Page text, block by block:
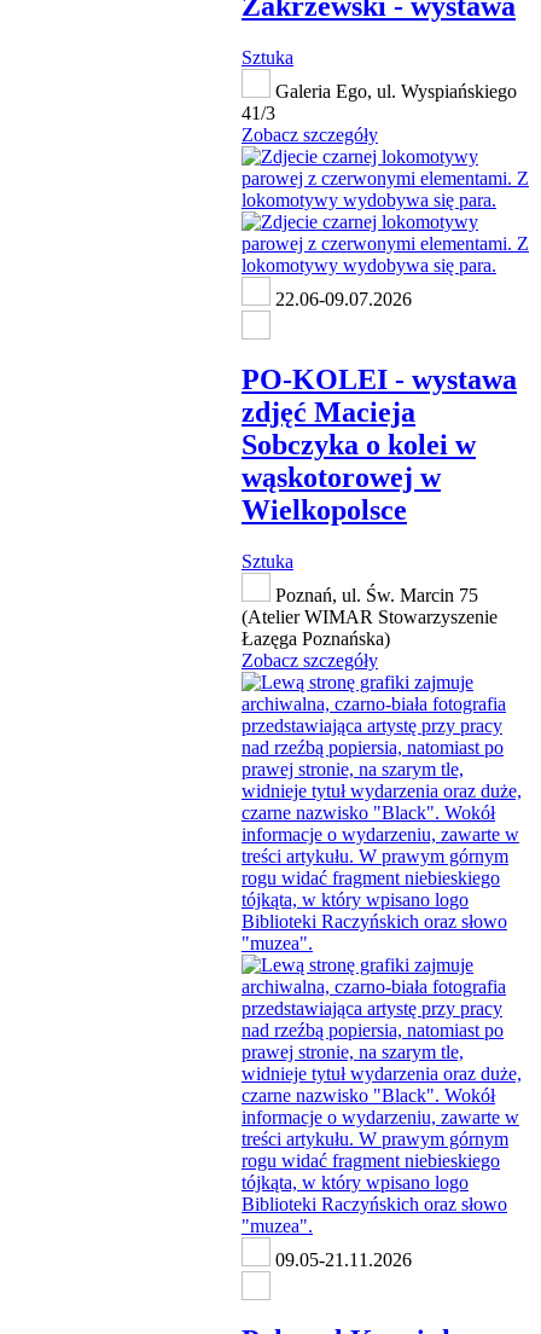
Sztuka
Galeria Ego, ul. Wyspiańskiego
41/3
Zobacz szczegóły
22.06-09.07.2026
PO-KOLEI - wystawa
zdjęć Macieja
Sobczyka o kolei w
wąskotorowej w
Wielkopolsce
Sztuka
Poznań, ul. Św. Marcin 75
(Atelier WIMAR Stowarzyszenie
Łazęga Poznańska)
Zobacz szczegóły
09.05-21.11.2026